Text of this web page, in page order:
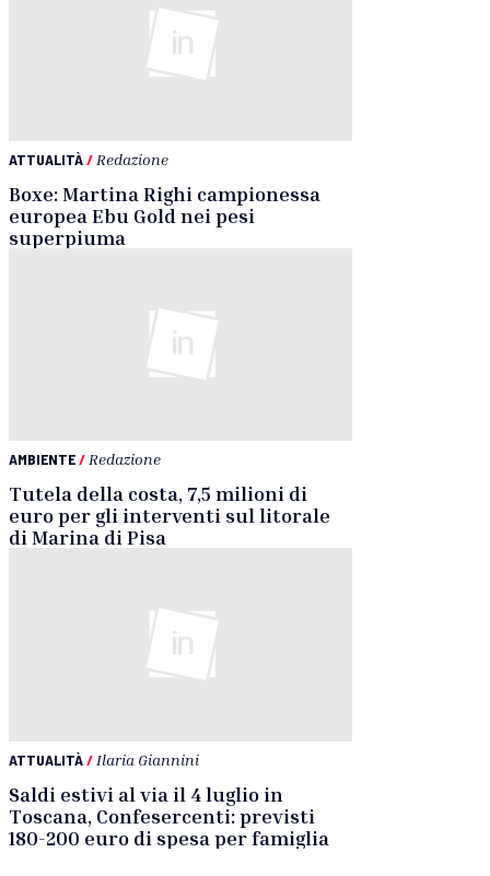
ATTUALITÀ/ Redazione
Boxe: Martina Righi campionessa
europea Ebu Gold nei pesi
superpiuma
AMBIENTE/ Redazione
Tutela della costa, 7,5 milioni di
euro per gli interventi sul litorale
di Marina di Pisa
ATTUALITÀ/ Ilaria Giannini
Saldi estivi al via il 4 luglio in
Toscana, Confesercenti: previsti
180-200 euro di spesa per famiglia